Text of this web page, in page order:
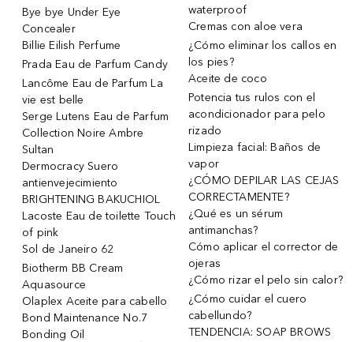
Bye bye Under Eye
Concealer
Billie Eilish Perfume
Prada Eau de Parfum Candy
Lancôme Eau de Parfum La
vie est belle
Serge Lutens Eau de Parfum
Collection Noire Ambre
Sultan
Dermocracy Suero
antienvejecimiento
BRIGHTENING BAKUCHIOL
Lacoste Eau de toilette Touch
of pink
Sol de Janeiro 62
Biotherm BB Cream
Aquasource
Olaplex Aceite para cabello
Bond Maintenance No.7
Bonding Oil
waterproof
Cremas con aloe vera
¿Cómo eliminar los callos en
los pies?
Aceite de coco
Potencia tus rulos con el
acondicionador para pelo
rizado
Limpieza facial: Baños de
vapor
¿CÓMO DEPILAR LAS CEJAS
CORRECTAMENTE?
¿Qué es un sérum
antimanchas?
Cómo aplicar el corrector de
ojeras
¿Cómo rizar el pelo sin calor?
¿Cómo cuidar el cuero
cabellundo?
TENDENCIA: SOAP BROWS